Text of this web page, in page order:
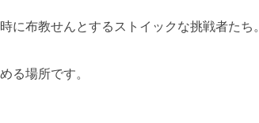
に布教せんとするストイックな挑戦者たち。
る場所です。